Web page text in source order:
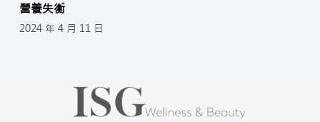
營養失衡
2024 年 4 月 11 日